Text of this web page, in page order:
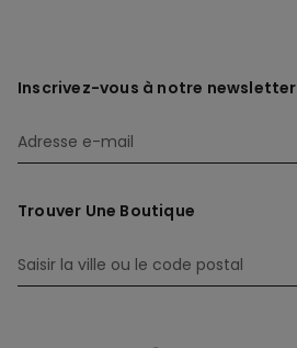
Inscrivez-vous à notre newsletter
Trouver Une Boutique